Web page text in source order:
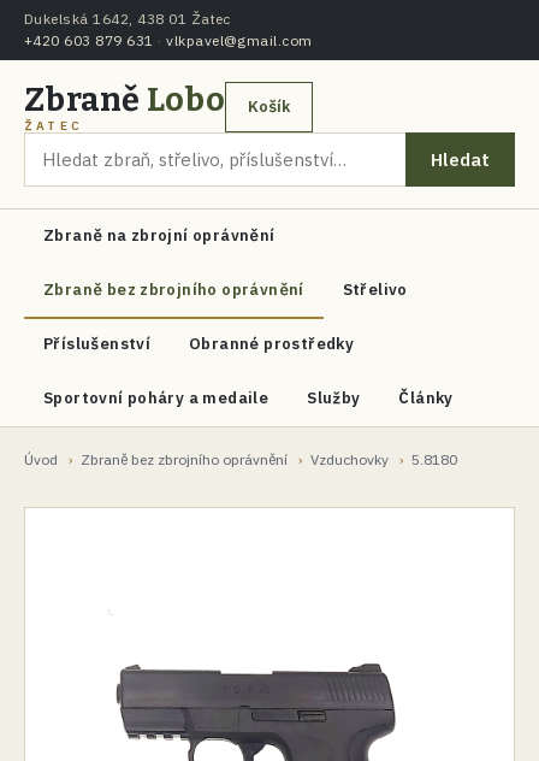
Dukelská 1642, 438 01 Žatec
+420 603 879 631 · vlkpavel@gmail.com
Zbraně Lobo
ŽATEC
Hledat
Košík
Zbraně na zbrojní oprávnění
Zbraně bez zbrojního oprávnění Střelivo
Příslušenství Obranné prostředky
Sportovní poháry a medaile Služby Články
Úvod › Zbraně bez zbrojního oprávnění › Vzduchovky › 5.8180